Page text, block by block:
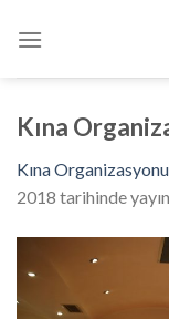
Kına
Kına Organizasyonu
2018 tarihinde